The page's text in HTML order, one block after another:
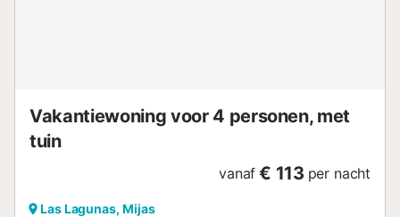
Vakantiewoning voor 4 personen, met
tuin
vanaf € 113 per nacht
Las Lagunas, Mijas